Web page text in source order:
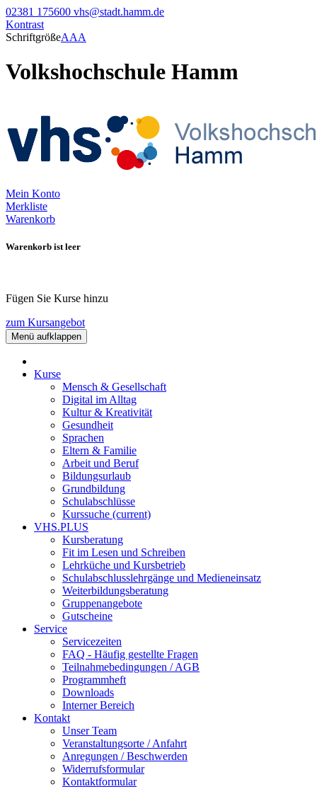
02381 175600 vhs@stadt.hamm.de
Kontrast
SchriftgrößeAAA
Volkshochschule Hamm
Mein Konto
Merkliste
Warenkorb
Warenkorb ist leer
Fügen Sie Kurse hinzu
zum Kursangebot
Menü aufklappen
Kurse
Mensch & Gesellschaft
Digital im Alltag
Kultur & Kreativität
Gesundheit
Sprachen
Eltern & Familie
Arbeit und Beruf
Bildungsurlaub
Grundbildung
Schulabschlüsse
Kurssuche (current)
VHS.PLUS
Kursberatung
Fit im Lesen und Schreiben
Lehrküche und Kursbetrieb
Schulabschlusslehrgänge und Medieneinsatz
Weiterbildungsberatung
Gruppenangebote
Gutscheine
Service
Servicezeiten
FAQ - Häufig gestellte Fragen
Teilnahmebedingungen / AGB
Programmheft
Downloads
Interner Bereich
Kontakt
Unser Team
Veranstaltungsorte / Anfahrt
Anregungen / Beschwerden
Widerrufsformular
Kontaktformular